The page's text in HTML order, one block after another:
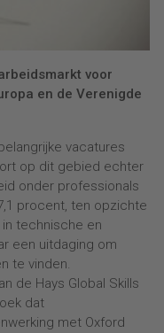
voor
en de Verenigde
vacatures
op dit gebied echter
onder professionals
procent, ten opzichte
technische en
een uitdaging om
te vinden.
de Hays Global Skills
dat
met Oxford